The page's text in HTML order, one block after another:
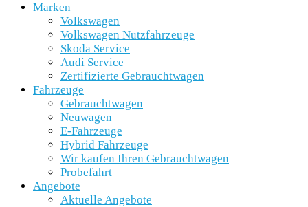
Marken
Volkswagen
Volkswagen Nutzfahrzeuge
Skoda Service
Audi Service
Zertifizierte Gebrauchtwagen
Fahrzeuge
Gebrauchtwagen
Neuwagen
E-Fahrzeuge
Hybrid Fahrzeuge
Wir kaufen Ihren Gebrauchtwagen
Probefahrt
Angebote
Aktuelle Angebote